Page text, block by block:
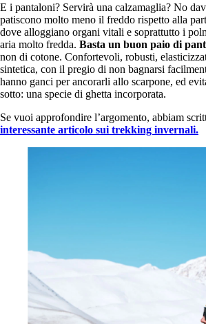
E i pantaloni? Servirà una calzamaglia? No
patiscono molto meno il freddo rispetto alla
dove alloggiano organi vitali e soprattutto i
aria molto fredda. Basta un buon paio di
non di cotone. Confortevoli, robusti,
sintetica, con il pregio di non bagnarsi
hanno ganci per ancorarli allo scarpone, ed
sotto: una specie di ghetta incorporata.
Se vuoi approfondire l’argomento, abbiam
interessante articolo sui trekking invernali.